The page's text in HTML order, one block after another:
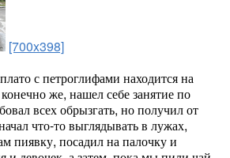
[700x398]
с петроглифами находится на
же, нашел себе занятие по
всех обрызгать, но получил от
что-то выглядывать в лужах,
пиявку, посадил на палочку и